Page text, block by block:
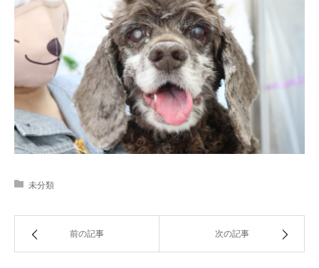
未分類
前の記事 次の記事
SNS/リンク